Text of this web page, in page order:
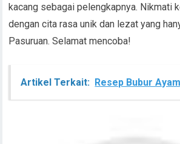
kacang sebagai pelengkapnya. Nikmati
dengan cita rasa unik dan lezat yang
Pasuruan. Selamat mencoba!
Artikel Terkait: Resep Bubur